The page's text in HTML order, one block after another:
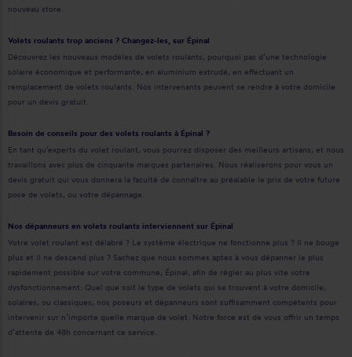
nouveau store.
Volets roulants trop anciens ? Changez-les, sur Épinal
Découvrez les nouveaux modèles de volets roulants, pourquoi pas d’une technologie
solaire économique et performante, en aluminium extrudé, en effectuant un
remplacement de volets roulants. Nos intervenants peuvent se rendre à votre domicile
pour un devis gratuit.
Besoin de conseils pour des volets roulants à Épinal ?
En tant qu’experts du volet roulant, vous pourrez disposer des meilleurs artisans, et nous
travaillons avec plus de cinquante marques partenaires. Nous réaliserons pour vous un
devis gratuit qui vous donnera la faculté de connaître au préalable le prix de votre future
pose de volets, ou votre dépannage.
Nos dépanneurs en volets roulants interviennent sur Épinal
Votre volet roulant est délabré ? Le système électrique ne fonctionne plus ? Il ne bouge
plus et il ne descend plus ? Sachez que nous sommes aptes à vous dépanner le plus
rapidement possible sur votre commune, Épinal, afin de régler au plus vite votre
dysfonctionnement. Quel que soit le type de volets qui se trouvent à votre domicile,
solaires, ou classiques, nos poseurs et dépanneurs sont suffisamment compétents pour
intervenir sur n’importe quelle marque de volet. Notre force est de vous offrir un temps
d’attente de 48h concernant ce service.